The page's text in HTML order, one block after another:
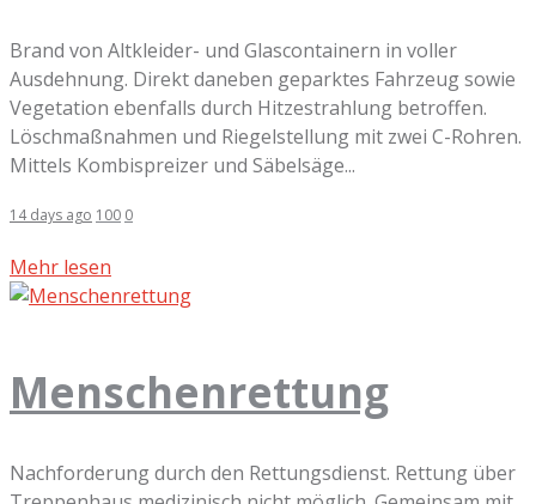
Brand von Altkleider- und Glascontainern in voller
Ausdehnung. Direkt daneben geparktes Fahrzeug sowie
Vegetation ebenfalls durch Hitzestrahlung betroffen.
Löschmaßnahmen und Riegelstellung mit zwei C-Rohren.
Mittels Kombispreizer und Säbelsäge...
14 days ago 100 0
Mehr lesen
Menschenrettung
Nachforderung durch den Rettungsdienst. Rettung über